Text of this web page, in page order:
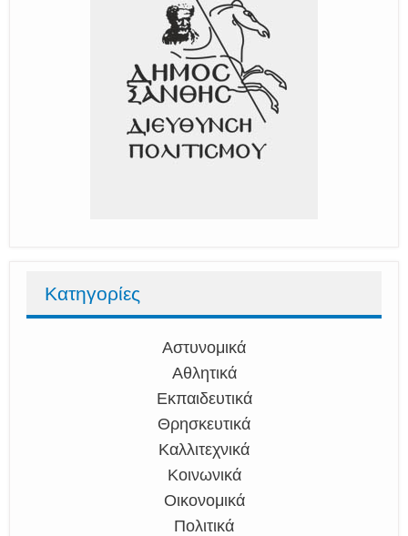
Κατηγορίες
Αστυνομικά
Αθλητικά
Εκπαιδευτικά
Θρησκευτικά
Καλλιτεχνικά
Κοινωνικά
Οικονομικά
Πολιτικά